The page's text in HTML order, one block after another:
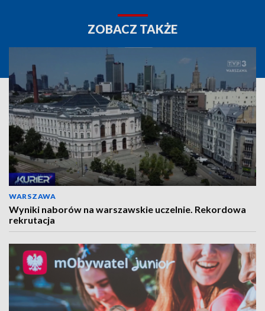
ZOBACZ TAKŻE
WARSZAWA
Wyniki naborów na warszawskie uczelnie. Rekordowa
rekrutacja